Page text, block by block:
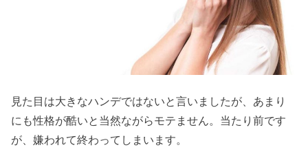
見た目は大きなハンデではないと言いましたが、あまり
にも性格が酷いと当然ながらモテません。当たり前です
が、嫌われて終わってしまいます。